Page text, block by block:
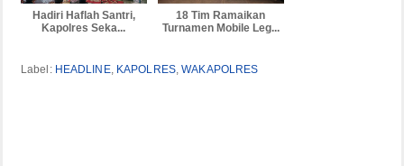
Hadiri Haflah Santri,
Kapolres Seka...
18 Tim Ramaikan
Turnamen Mobile Leg...
Label: HEADLINE, KAPOLRES,WAKAPOLRES